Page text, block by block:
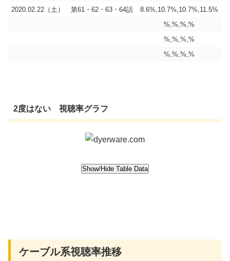
2020.02.22（土） 第61・62・63・64話
8.6%,10.7%,10.7%,11.5%
%,%,%,%
%,%,%,%
%,%,%,%
2度はない 視聴率グラフ
ケーブル系視聴率推移